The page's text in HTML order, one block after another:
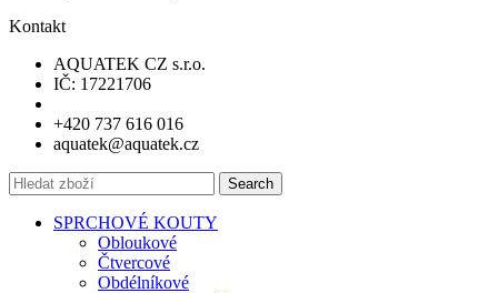
Kontakt
AQUATEK CZ s.r.o.
IČ: 17221706
+420 737 616 016
aquatek@aquatek.cz
Search
SPRCHOVÉ KOUTY
Obloukové
Čtvercové
Obdélníkové